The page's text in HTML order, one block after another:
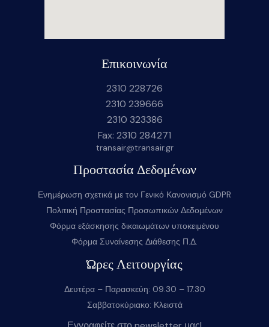
Επικοινωνία
2310 228726
2310 239666
2310 323386
Fax: 2310 284271
transair@transair.gr
Προστασία Δεδομένων
Ενημέρωση σχετικά με τον Γενικό Κανονισμό GDPR
Πολιτική Προστασίας Προσωπικών Δεδομένων
Φόρμα εξάσκησης δικαιωμάτων υποκειμένου
Φόρμα Συναίνεσης Διάθεσης Π.Δ.
Ώρες Λειτουργίας
Δευτέρα – Παρασκεύη: 09.30 – 17.30
Σαββατοκύριακο: Κλειστά